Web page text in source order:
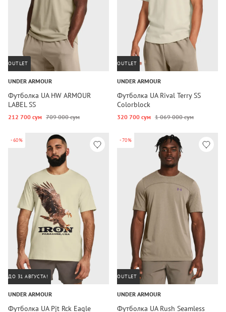
OUTLET
UNDER ARMOUR
Футболка UA HW ARMOUR
LABEL SS
212 700 сум 709 000 сум
OUTLET
UNDER ARMOUR
Футболка UA Rival Terry SS
Colorblock
320 700 сум 1 069 000 сум
-60%
ДО 31 АВГУСТА!
UNDER ARMOUR
Футболка UA Pjt Rck Eagle
-70%
OUTLET
UNDER ARMOUR
Футболка UA Rush Seamless